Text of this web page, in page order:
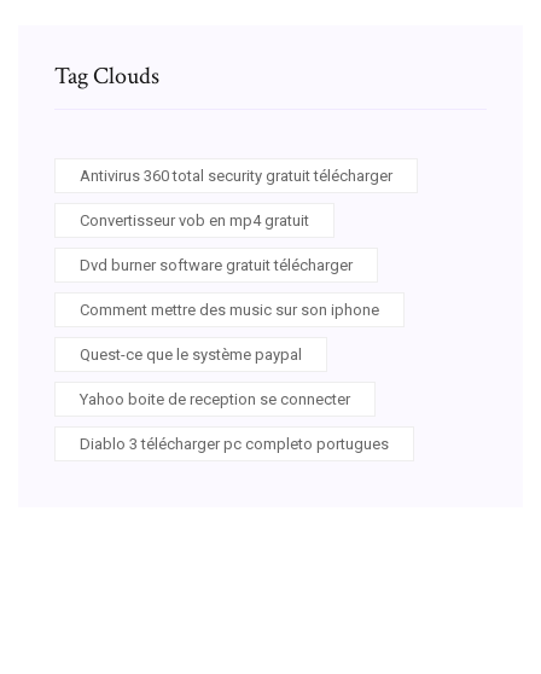
Tag Clouds
Antivirus 360 total security gratuit télécharger
Convertisseur vob en mp4 gratuit
Dvd burner software gratuit télécharger
Comment mettre des music sur son iphone
Quest-ce que le système paypal
Yahoo boite de reception se connecter
Diablo 3 télécharger pc completo portugues